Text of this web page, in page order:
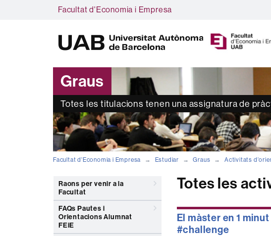
Facultat d'Economia i Empresa
Graus
Totes les titulacions tenen una assignatura de
Facultat d'Economia i Empresa Estudiar Graus Activitats
Raons per venir a la
Facultat
FAQs Pautes i
Orientacions Alumnat
FEiE
Totes les
El màster en 1 minut
#challenge